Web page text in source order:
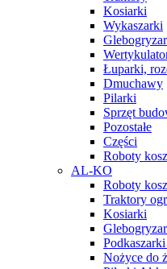
Kosiarki
Wykaszarki
Łuparki,
Dmuchawy
Pilarki
Sprzęt
Pozostałe
Części
Roboty
AL-KO
Roboty
Traktory
Kosiarki
Nożyce do